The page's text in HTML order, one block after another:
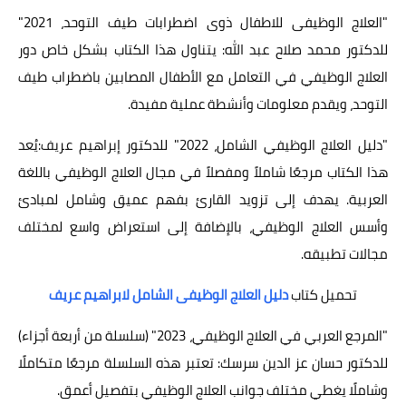
"العلاج الوظيفى للاطفال ذوى اضطرابات طيف التوحد، 2021"
للدكتور محمد صلاح عبد الله: يتناول هذا الكتاب بشكل خاص دور
العلاج الوظيفي في التعامل مع الأطفال المصابين باضطراب طيف
التوحد، ويقدم معلومات وأنشطة عملية مفيدة.
"دليل العلاج الوظيفي الشامل، 2022" للدكتور إبراهيم عريف:يُعد
هذا الكتاب مرجعًا شاملاً ومفصلاً في مجال العلاج الوظيفي باللغة
العربية. يهدف إلى تزويد القارئ بفهم عميق وشامل لمبادئ
وأسس العلاج الوظيفي، بالإضافة إلى استعراض واسع لمختلف
مجالات تطبيقه.
تحميل كتابدليل العلاج الوظيفى الشامل لابراهيم عريف
"المرجع العربي في العلاج الوظيفي، 2023" (سلسلة من أربعة أجزاء)
للدكتور حسان عز الدين سرسك: تعتبر هذه السلسلة مرجعًا متكاملًا
وشاملًا يغطي مختلف جوانب العلاج الوظيفي بتفصيل أعمق.